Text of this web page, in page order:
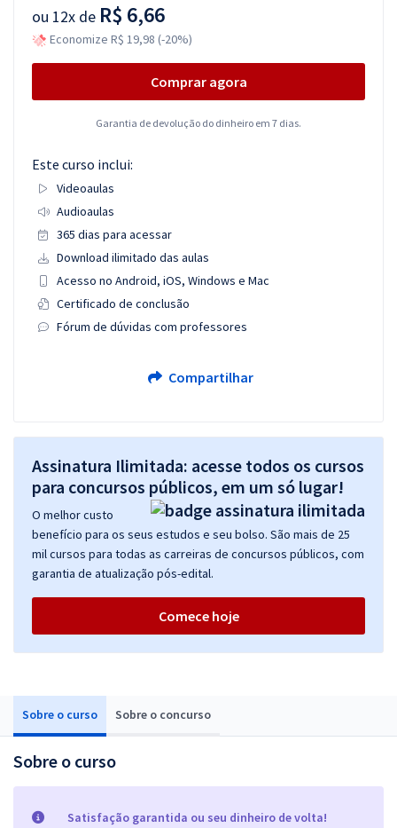
Sobre o curso Sobre o concurso
Sobre o curso
Satisfação garantida ou seu dinheiro de volta!
ou 12x de R$ 6,66
Economize R$ 19,98 (-20%)
Comprar agora
Garantia de devolução do dinheiro em 7 dias.
Este curso inclui:
Videoaulas
Audioaulas
365 dias para acessar
Download ilimitado das aulas
Acesso no Android, iOS, Windows e Mac
Certificado de conclusão
Fórum de dúvidas com professores
Compartilhar
Assinatura Ilimitada: acesse todos os cursos
para concursos públicos, em um só lugar!
O melhor custo
benefício para os seus estudos e seu bolso. São mais de 25
mil cursos para todas as carreiras de concursos públicos, com
garantia de atualização pós-edital.
Comece hoje